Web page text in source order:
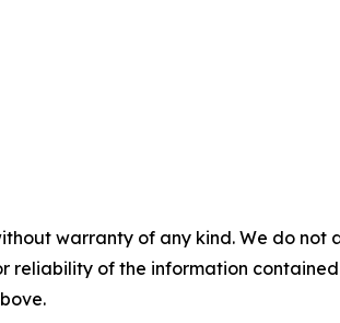
warranty of any kind. We do
reliability of the information